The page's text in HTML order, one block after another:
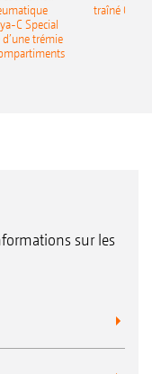
C Special
trémie
traîné
sur les